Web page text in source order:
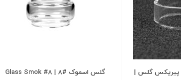
پیریکس گلس |
گلس اسموک #8 | Glass Smok #8